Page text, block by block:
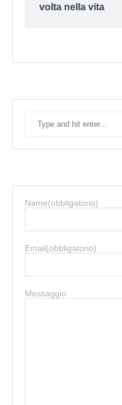
volta nella vita
Name(obbligatorio)
Email(obbligatorio)
Messaggio